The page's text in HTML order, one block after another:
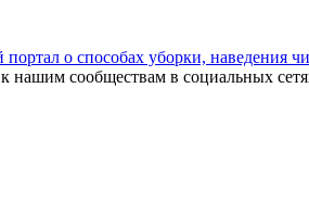
о способах уборки, наведения
нашим сообществам в социальных